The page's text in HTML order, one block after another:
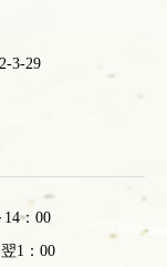
3-29
：00
：00